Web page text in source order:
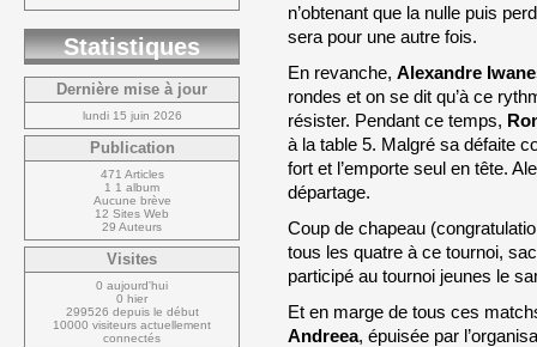
n’obtenant que la nulle puis
sera pour une autre fois.
En revanche, Alexandre
rondes et on se dit qu’à ce
résister. Pendant ce temps,
à la table 5. Malgré sa défaite
fort et l’emporte seul en tête.
départage.
Coup de chapeau
tous les quatre à ce tournoi,
participé au tournoi jeunes le
Et en marge de tous ces
Andreea, épuisée par
Statistiques
Dernière mise à jour
lundi 15 juin 2026
Publication
471 Articles
1 1 album
Aucune brève
12 Sites Web
29 Auteurs
Visites
0 aujourd'hui
0 hier
299526 depuis le début
10000 visiteurs actuellement
connectés